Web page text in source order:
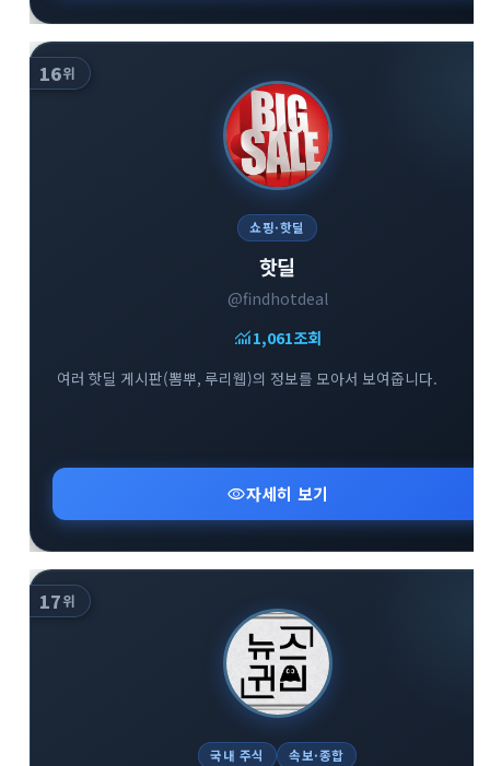
16위
쇼핑·핫딜
핫딜
@findhotdeal
monitoring1,061조회
여러 핫딜 게시판(뽐뿌, 루리웹)의 정보를 모아서 보여줍니다.
visibility자세히 보기
17위
국내 주식 속보·종합